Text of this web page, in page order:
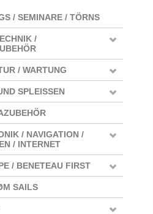
/ SEMINARE / TÖRNS
/
/ WARTUNG
SPLEISSEN
/ NAVIGATION /
/ INTERNET
/ BENETEAU FIRST
SAILS